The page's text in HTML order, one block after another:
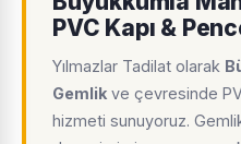
PVC Kapı &
Yılmazlar Tadilat olarak
Gemlik ve çevresinde
hizmeti sunuyoruz.